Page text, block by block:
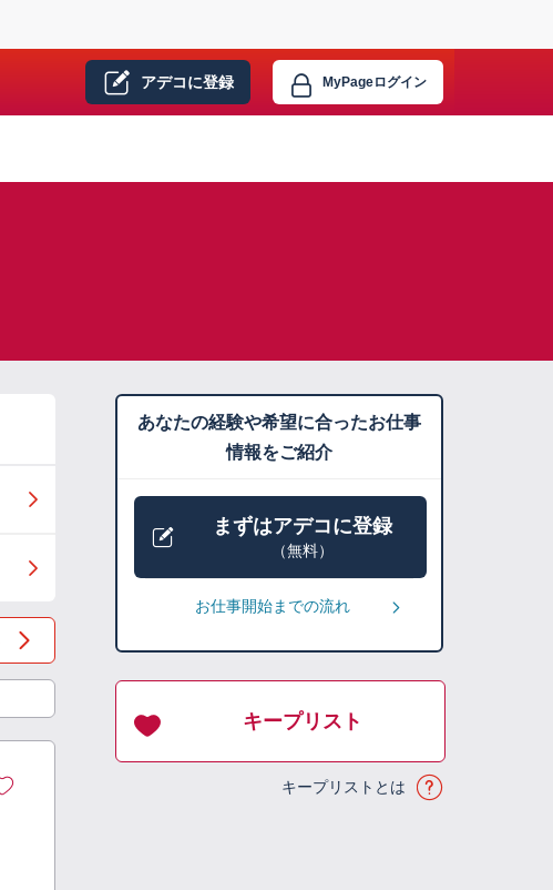
アデコに登録 MyPageログイン
あなたの経験や希望に合ったお仕事
情報をご紹介
まずはアデコに登録
（無料）
お仕事開始までの流れ
キープリスト
キープリストとは